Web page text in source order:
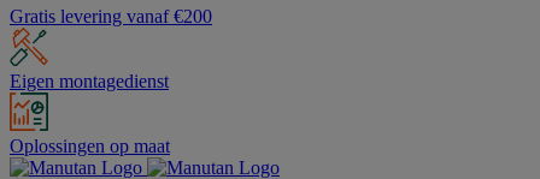
Gratis levering vanaf €200
Eigen montagedienst
Oplossingen op maat